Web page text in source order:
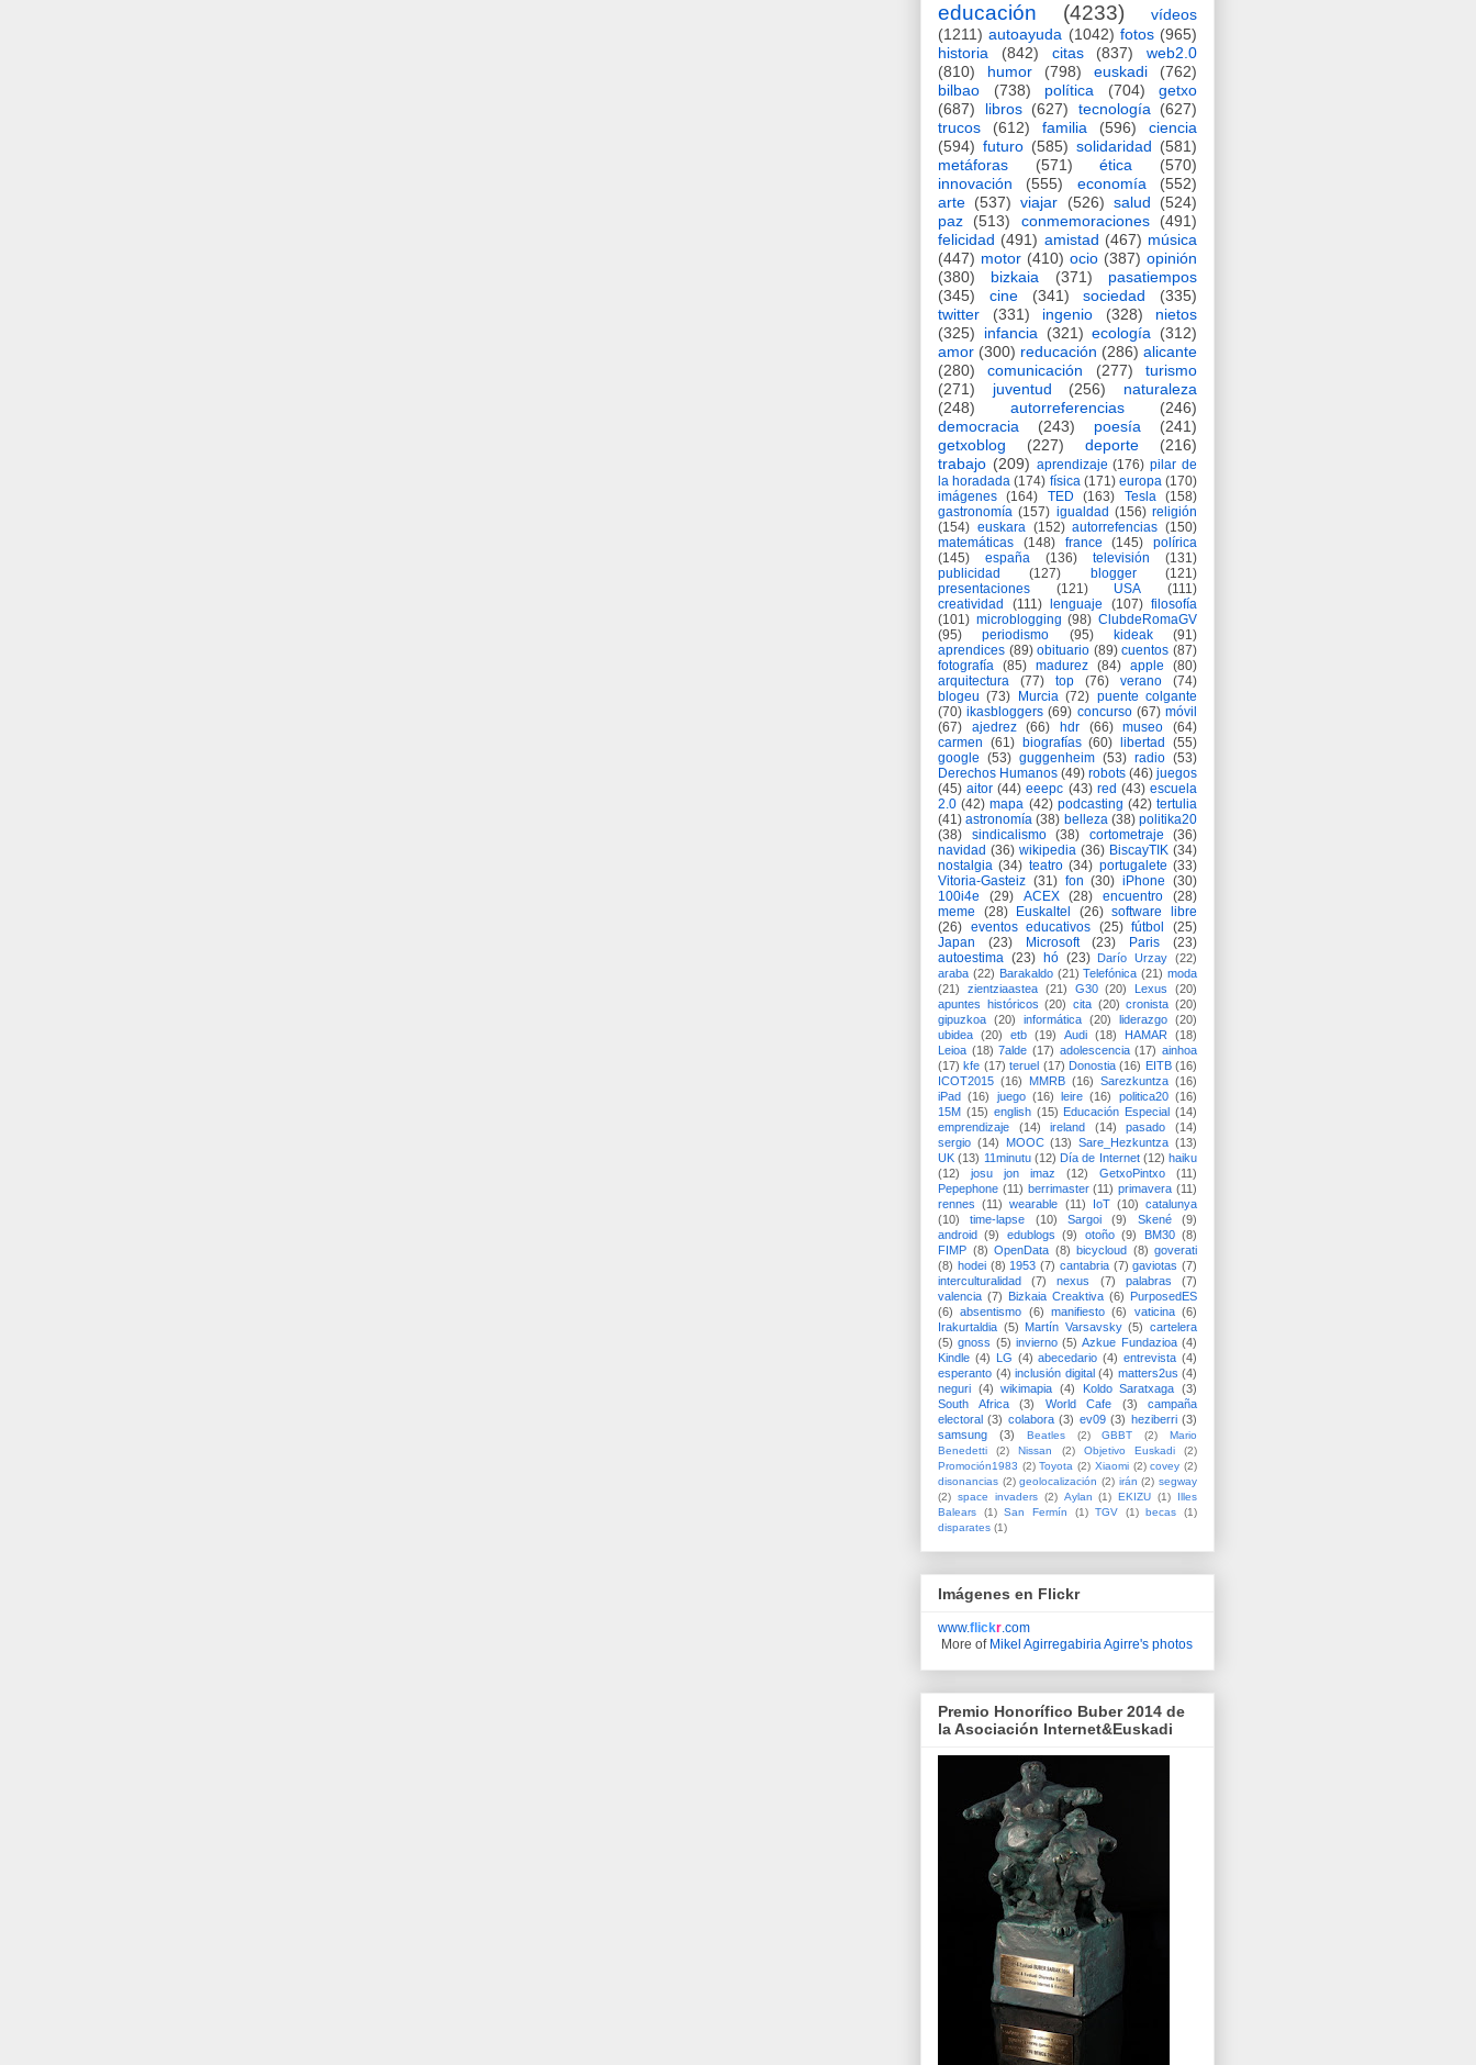
educación (4233)
vídeos
(1211) autoayuda (1042) fotos (965)
historia
(842) citas (837)
web2.0
(810)
humor (798) euskadi
(762)
bilbao
(738) política (704)
getxo
(687)
libros (627) tecnología
(627)
trucos
(612) familia (596)
ciencia
(594) futuro (585) solidaridad (581)
metáforas
(571) ética
(570)
innovación
(555) economía
(552)
arte (537) viajar (526) salud
(524)
paz
(513) conmemoraciones
(491)
felicidad (491) amistad (467) música
(447) motor (410) ocio (387) opinión
(380)
bizkaia (371)
pasatiempos
(345)
cine (341) sociedad
(335)
twitter
(331) ingenio (328)
nietos
(325)
infancia (321) ecología
(312)
amor (300) reducación (286) alicante
(280)
comunicación (277)
turismo
(271)
juventud (256)
naturaleza
(248)
autorreferencias
(246)
democracia
(243) poesía
(241)
getxoblog
(227) deporte
(216)
trabajo (209) aprendizaje (176) pilar de
la horadada (174) física (171) europa (170)
imágenes
(164) TED (163) Tesla
(158)
gastronomía (157) igualdad (156) religión
(154) euskara (152) autorrefencias (150)
matemáticas
(148) france (145)
polírica
(145)
españa (136) televisión
(131)
publicidad
(127) blogger
(121)
presentaciones
(121) USA
(111)
creatividad
(111) lenguaje (107) filosofía
(101) microblogging (98) ClubdeRomaGV
(95)
periodismo (95) kideak
(91)
aprendices (89) obituario (89) cuentos (87)
fotografía (85) madurez (84) apple
(80)
arquitectura
(77) top (76) verano
(74)
blogeu (73) Murcia (72) puente colgante
(70) ikasbloggers (69) concurso (67) móvil
(67)
ajedrez (66) hdr (66) museo
(64)
carmen (61) biografías (60) libertad
(55)
google (53) guggenheim (53) radio (53)
Derechos Humanos (49) robots (46) juegos
(45) aitor (44) eeepc (43) red (43) escuela
2.0 (42) mapa (42) podcasting (42) tertulia
(41) astronomía (38) belleza (38) politika20
(38)
sindicalismo (38) cortometraje
(36)
navidad (36) wikipedia (36) BiscayTIK (34)
nostalgia (34) teatro (34) portugalete (33)
Vitoria-Gasteiz (31) fon (30) iPhone (30)
100i4e
(29) ACEX (28) encuentro
(28)
meme
(28) Euskaltel (26) software libre
(26) eventos educativos (25) fútbol
(25)
Japan
(23) Microsoft (23) Paris
(23)
autoestima (23) hó (23) Darío Urzay (22)
araba (22) Barakaldo (21) Telefónica (21) moda
(21)
zientziaastea (21) G30 (20) Lexus
(20)
apuntes históricos (20) cita (20) cronista (20)
gipuzkoa (20) informática (20) liderazgo (20)
ubidea (20) etb (19) Audi (18) HAMAR
(18)
Leioa (18) 7alde (17) adolescencia (17) ainhoa
(17) kfe (17) teruel (17) Donostia (16) EITB (16)
ICOT2015 (16) MMRB (16) Sarezkuntza (16)
iPad (16) juego (16) leire (16) politica20 (16)
15M (15) english (15) Educación Especial (14)
emprendizaje
(14) ireland (14) pasado
(14)
sergio (14) MOOC (13) Sare_Hezkuntza (13)
UK (13) 11minutu (12) Día de Internet (12) haiku
(12)
josu jon imaz (12) GetxoPintxo
(11)
Pepephone (11) berrimaster (11) primavera (11)
rennes (11) wearable (11) IoT (10) catalunya
(10)
time-lapse (10) Sargoi (9) Skené
(9)
android (9) edublogs (9) otoño (9) BM30 (8)
FIMP (8) OpenData (8) bicycloud (8) goverati
(8) hodei (8) 1953 (7) cantabria (7) gaviotas (7)
interculturalidad
(7) nexus (7) palabras
(7)
valencia (7) Bizkaia Creaktiva (6) PurposedES
(6)
absentismo (6) manifiesto (6) vaticina (6)
Irakurtaldia (5) Martín Varsavsky (5) cartelera
(5) gnoss (5) invierno (5) Azkue Fundazioa (4)
Kindle (4) LG (4) abecedario (4) entrevista (4)
esperanto (4) inclusión digital (4) matters2us (4)
neguri (4) wikimapia (4) Koldo Saratxaga (3)
South Africa
(3) World Cafe (3)
campaña
electoral (3) colabora (3) ev09 (3) heziberri (3)
samsung
(3) Beatles (2) GBBT (2)
Mario
Benedetti
(2) Nissan (2) Objetivo Euskadi
(2)
Promoción1983 (2) Toyota (2) Xiaomi (2) covey (2)
disonancias (2) geolocalización (2) irán (2) segway
(2) space invaders (2) Aylan (1) EKIZU (1)
Illes
Balears
(1) San Fermín (1) TGV (1) becas
(1)
disparates (1)
Imágenes en Flickr
www.flickr .com
More of Mikel Agirregabiria Agirre's photos
Premio Honorífico Buber 2014 de
la Asociación Internet&Euskadi